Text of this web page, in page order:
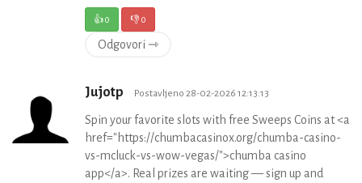
👍0 👎0
Odgovori ⇾
Jujotp Postavljeno 28-02-2026 12:13:13
Spin your favorite slots with free Sweeps Coins at <a
href="https://chumbacasinox.org/chumba-casino-
vs-mcluck-vs-wow-vegas/">chumba casino
app</a>. Real prizes are waiting — sign up and